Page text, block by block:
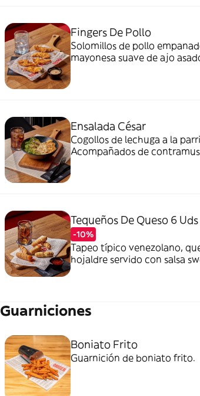
Fingers De Pollo
Solomillos de pollo
mayonesa suave de ajo
Ensalada César
Cogollos de lechuga a la
Acompañados de
Tequeños De Queso 6 Uds
-10%
Tapeo típico venezolano,
hojaldre servido con salsa
Guarniciones
Boniato Frito
Guarnición de boniato frito.